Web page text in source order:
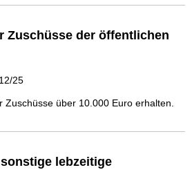
Zuschüsse der öffentlichen
25
Zuschüsse über 10.000 Euro erhalten.
lebzeitige